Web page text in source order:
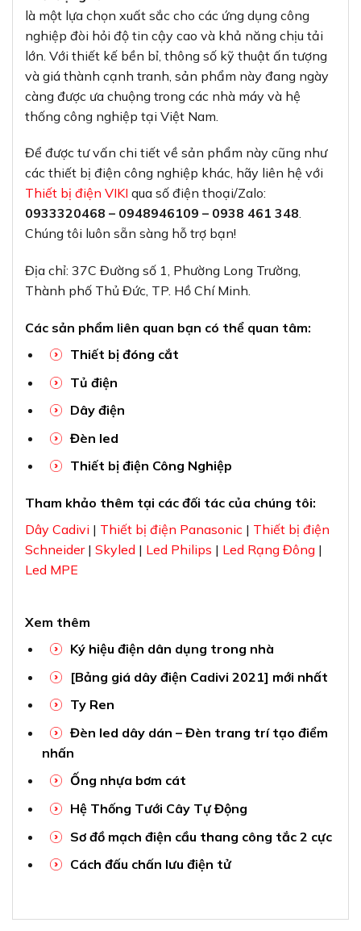
là một lựa chọn xuất sắc cho các ứng dụng công
nghiệp đòi hỏi độ tin cậy cao và khả năng chịu tải
lớn. Với thiết kế bền bỉ, thông số kỹ thuật ấn tượng
và giá thành cạnh tranh, sản phẩm này đang ngày
càng được ưa chuộng trong các nhà máy và hệ
thống công nghiệp tại Việt Nam.
Để được tư vấn chi tiết về sản phẩm này cũng như
các thiết bị điện công nghiệp khác, hãy liên hệ với
Thiết bị điện VIKI qua số điện thoại/Zalo:
0933320468 – 0948946109 – 0938 461 348.
Chúng tôi luôn sẵn sàng hỗ trợ bạn!
Địa chỉ: 37C Đường số 1, Phường Long Trường,
Thành phố Thủ Đức, TP. Hồ Chí Minh.
Các sản phẩm liên quan bạn có thể quan tâm:
Thiết bị đóng cắt
Tủ điện
Dây điện
Đèn led
Thiết bị điện Công Nghiệp
Tham khảo thêm tại các đối tác của chúng tôi:
Dây Cadivi | Thiết bị điện Panasonic | Thiết bị điện
Schneider| Skyled | Led Philips | Led Rạng Đông |
Led MPE
Xem thêm
Ký hiệu điện dân dụng trong nhà
[Bảng giá dây điện Cadivi 2021] mới nhất
Ty Ren
Đèn led dây dán – Đèn trang trí tạo điểm
nhấn
Ống nhựa bơm cát
Hệ Thống Tưới Cây Tự Động
Sơ đồ mạch điện cầu thang công tắc 2 cực
Cách đấu chấn lưu điện tử